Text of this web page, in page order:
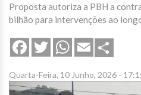
Proposta autoriza a PBH a
bilhão para intervenções ao
FacebookTwitterWhatsApp
Email
Quarta-Feira, 10 Junho, 2026 -